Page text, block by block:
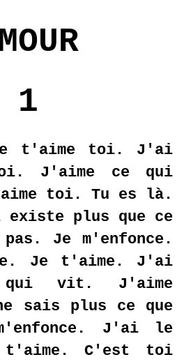
1
t'aime toi. J'ai
J'aime ce qui
toi. Tu es là.
existe plus que ce
Je m'enfonce.
Je t'aime. J'ai
qui vit. J'aime
sais plus ce que
J'ai le
C'est toi